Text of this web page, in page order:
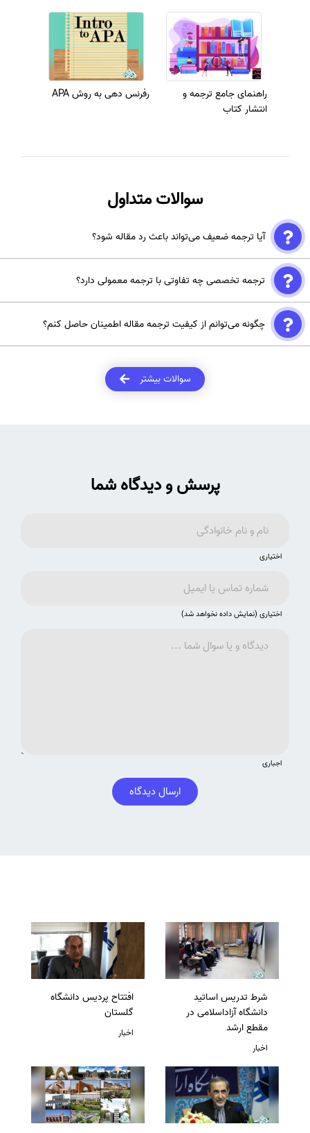
راهنمای جامع ترجمه و
انتشار کتاب
رفرنس دهی به روش APA
سوالات متداول
آیا ترجمه ضعیف می‌تواند باعث رد مقاله شود؟
بله، حتی اگر محتوای علمی قوی باشد، ترجمه ضعیف و غیرروان ممکن است
فهم مقاله را دشوار کرده و شانس پذیرش را کاهش دهد.
ترجمه تخصصی چه تفاوتی با ترجمه معمولی دارد؟
ترجمه تخصصی اصطلاحات علمی را دقیق منتقل می‌کند، سبک نگارش
انگلیسی را رعایت می‌کند و مقاله را برای داوری آماده می‌سازد، در حالی که
ترجمه معمولی فقط متن را کلمه به کلمه منتقل می‌کند.
چگونه می‌توانم از کیفیت ترجمه مقاله اطمینان حاصل کنم؟
بازخوانی چند مرحله‌ای و بررسی جداول و نمودارهاست.
سوالات بیشتر
پرسش و دیدگاه شما
اختیاری
اختیاری (نمایش داده نخواهد شد)
اجباری
ارسال دیدگاه
شرط تدریس اساتید
دانشگاه آزاداسلامی در
مقطع ارشد
اخبار
افتتاح پردیس دانشگاه
گلستان
اخبار